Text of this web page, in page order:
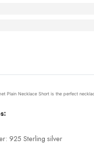
Plain Necklace Short is the perfect
925 Sterling silver